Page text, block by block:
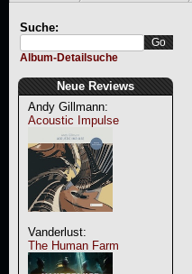
Suche:
Album-Detailsuche
Neue Reviews
Andy Gillmann:
Acoustic Impulse
Vanderlust:
The Human Farm